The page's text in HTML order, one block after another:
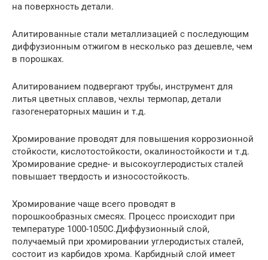
на поверхность детали.
Алитированные стали металлизацией с последующим
диффузионным отжигом в несколько раз дешевле, чем
в порошках.
Алитированием подвергают трубы, инструмент для
литья цветных сплавов, чехлы термопар, детали
газогенераторных машин и т.д.
Хромирование проводят для повышения коррозионной
стойкости, кислотостойкости, окалиностойкости и т.д.
Хромирование средне- и высокоуглеродистых сталей
повышает твердость и износостойкость.
Хромирование чаще всего проводят в
порошкообразных смесях. Процесс происходит при
температуре 1000-1050С.Диффузионный слой,
получаемый при хромировании углеродистых сталей,
состоит из карбидов хрома. Карбидный слой имеет